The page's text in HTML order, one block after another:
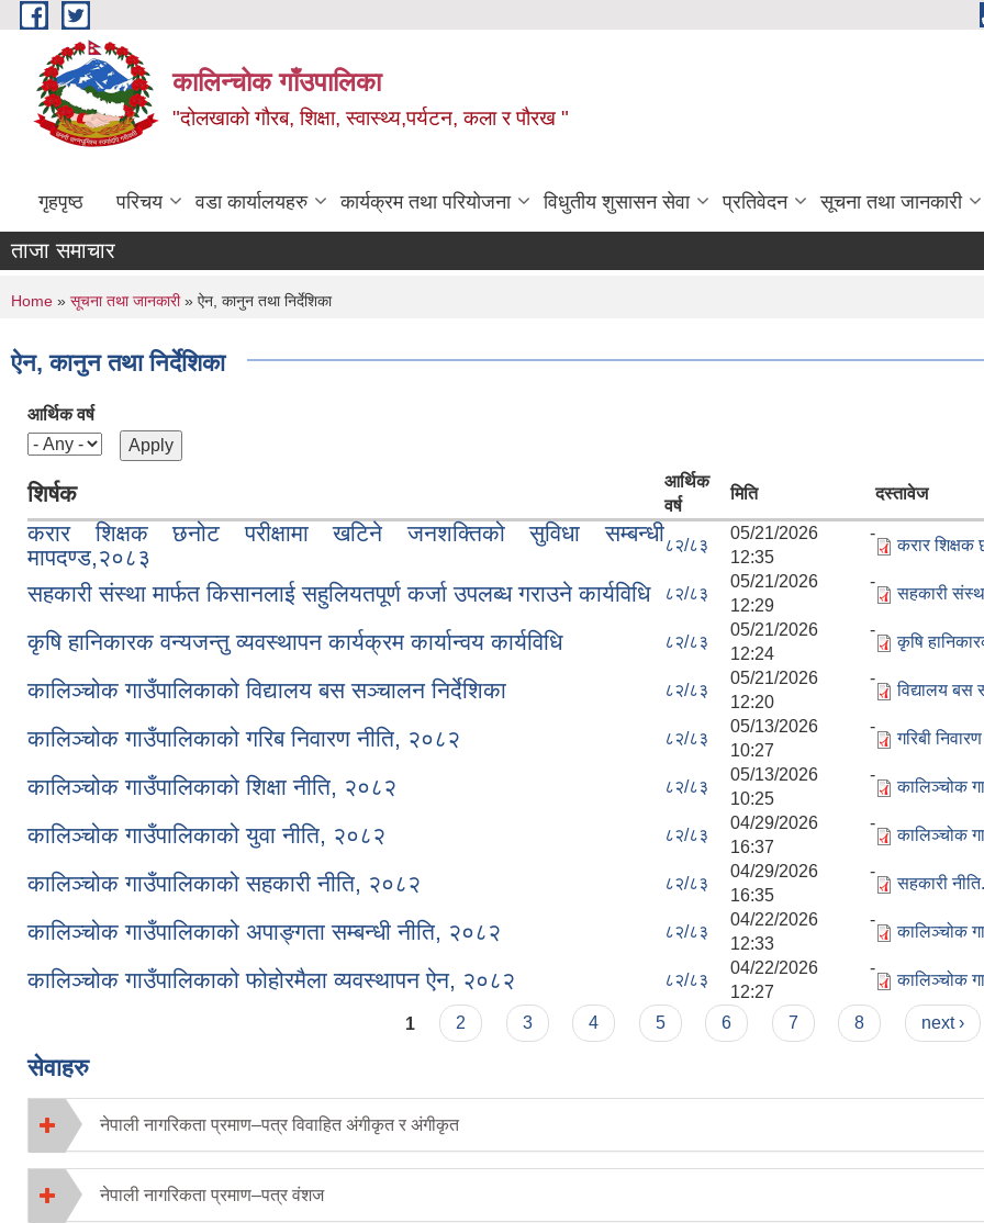
Skip to main content
कालिन्चोक गाँउपालिका
"दोलखाको गौरब, शिक्षा, स्वास्थ्य,पर्यटन, कला र पौरख "
गृहपृष्ठ परिचय वडा कार्यालयहरु कार्यक्रम तथा परियोजना विधुतीय शुसासन सेवा प्रतिवेदन सूचना तथा जानकारी
ताजा समाचार
You are here
Home » सूचना तथा जानकारी» ऐन, कानुन तथा निर्देशिका
ऐन, कानुन तथा निर्देशिका
आर्थिक वर्ष
शिर्षक
आर्थिक
वर्ष
मिति दस्तावेज
करार शिक्षक छनोट परीक्षामा खटिने जनशक्तिको सुविधा सम्बन्धी
मापदण्ड,२०८३
८२/८३
05/21/2026 -
12:35
करार शिक्षक
सहकारी संस्था मार्फत किसानलाई सहुलियतपूर्ण कर्जा उपलब्ध गराउने कार्यविधि ८२/८३
05/21/2026 -
12:29
सहकारी
कृषि हानिकारक वन्यजन्तु व्यवस्थापन कार्यक्रम कार्यान्वय कार्यविधि ८२/८३
05/21/2026 -
12:24
कृषि
कालिञ्चोक गाउँपालिकाको विद्यालय बस सञ्चालन निर्देशिका ८२/८३
05/21/2026 -
12:20
विद्यालय बस
कालिञ्चोक गाउँपालिकाको गरिब निवारण नीति, २०८२ ८२/८३
05/13/2026 -
10:27
गरिबी
कालिञ्चोक गाउँपालिकाको शिक्षा नीति, २०८२ ८२/८३
05/13/2026 -
10:25
कालिञ्चोक
कालिञ्चोक गाउँपालिकाको युवा नीति, २०८२ ८२/८३
04/29/2026 -
16:37
कालिञ्चोक
कालिञ्चोक गाउँपालिकाको सहकारी नीति, २०८२ ८२/८३
04/29/2026 -
16:35
सहकारी
कालिञ्चोक गाउँपालिकाको अपाङ्गता सम्बन्धी नीति, २०८२ ८२/८३
04/22/2026 -
12:33
कालिञ्चोक
कालिञ्चोक गाउँपालिकाको फोहोरमैला व्यवस्थापन ऐन, २०८२ ८२/८३
04/22/2026 -
12:27
कालिञ्चोक
1 2 3 4 5 6 7 8 next ›
सेवाहरु
नेपाली नागरिकता प्रमाण–पत्र विवाहित अंगीकृत र अंगीकृत
नेपाली नागरिकता प्रमाण–पत्र वंशज